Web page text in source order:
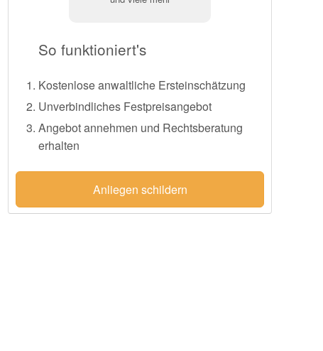
So funktioniert's
Kostenlose anwaltliche Ersteinschätzung
Unverbindliches Festpreisangebot
Angebot annehmen und Rechtsberatung
erhalten
Anliegen schildern